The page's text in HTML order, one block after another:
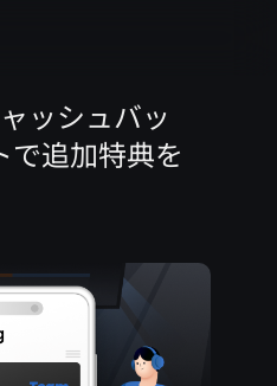
ッシュバッ
で追加特典を